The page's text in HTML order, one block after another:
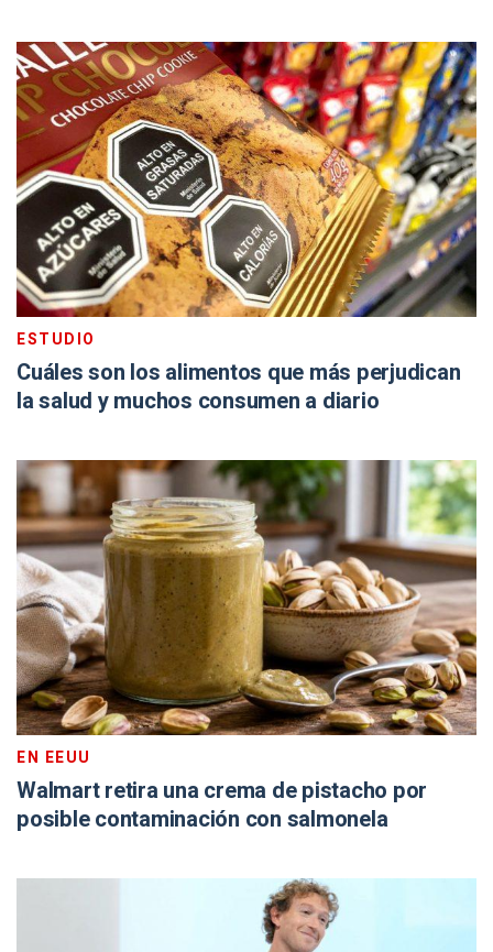
ESTUDIO
Cuáles son los alimentos que más perjudican
la salud y muchos consumen a diario
EN EEUU
Walmart retira una crema de pistacho por
posible contaminación con salmonela